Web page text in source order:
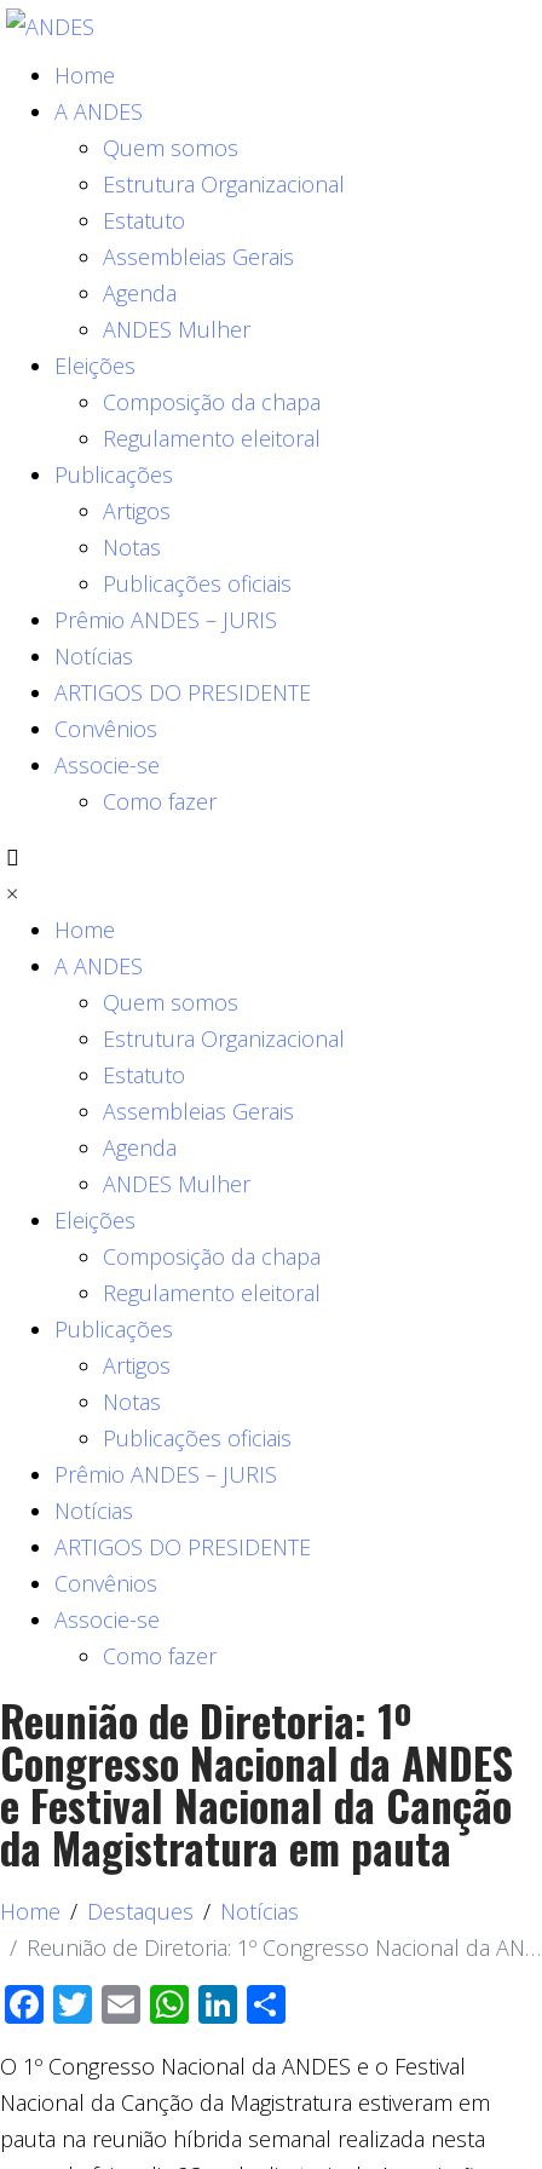
Home
A ANDES
Quem somos
Estrutura Organizacional
Estatuto
Assembleias Gerais
Agenda
ANDES Mulher
Eleições
Composição da chapa
Regulamento eleitoral
Publicações
Artigos
Notas
Publicações oficiais
Prêmio ANDES – JURIS
Notícias
ARTIGOS DO PRESIDENTE
Convênios
Associe-se
Como fazer
×
Home
A ANDES
Quem somos
Estrutura Organizacional
Estatuto
Assembleias Gerais
Agenda
ANDES Mulher
Eleições
Composição da chapa
Regulamento eleitoral
Publicações
Artigos
Notas
Publicações oficiais
Prêmio ANDES – JURIS
Notícias
ARTIGOS DO PRESIDENTE
Convênios
Associe-se
Como fazer
Reunião de Diretoria: 1º
Congresso Nacional da ANDES
e Festival Nacional da Canção
da Magistratura em pauta
Home Destaques
Notícias
Reunião de Diretoria: 1º Congresso Nacional da ANDES e Festival Nacional da Canção da Magistratura em pauta
Facebook
Twitter
EmailWhatsApp
LinkedIn
O 1º Congresso Nacional da ANDES e o Festival
Nacional da Canção da Magistratura estiveram em
pauta na reunião híbrida semanal realizada nesta